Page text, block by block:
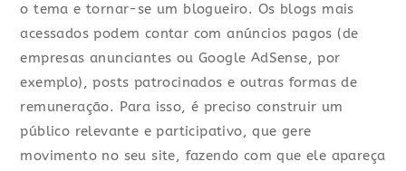
o tema e tornar-se um blogueiro. Os blogs mais
acessados podem contar com anúncios pagos (de
empresas anunciantes ou Google AdSense, por
exemplo), posts patrocinados e outras formas de
remuneração. Para isso, é preciso construir um
público relevante e participativo, que gere
movimento no seu site, fazendo com que ele apareça